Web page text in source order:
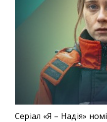
Серіал «Я – Надія»